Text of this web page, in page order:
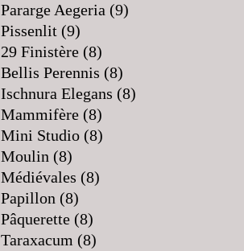
Pararge Aegeria (9)
Pissenlit (9)
29 Finistère (8)
Bellis Perennis (8)
Ischnura Elegans (8)
Mammifère (8)
Mini Studio (8)
Moulin (8)
Médiévales (8)
Papillon (8)
Pâquerette (8)
Taraxacum (8)